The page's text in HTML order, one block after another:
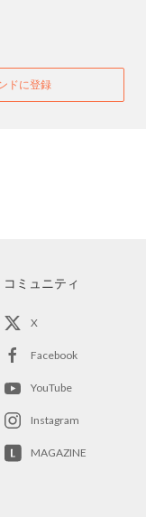
ドに登録
コミュニティ
X
Facebook
YouTube
Instagram
MAGAZINE